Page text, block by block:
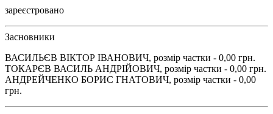
зареєстровано
Засновники
ВАСИЛЬЄВ ВІКТОР ІВАНОВИЧ, розмір частки - 0,00 грн.
ТОКАРЄВ ВАСИЛЬ АНДРІЙОВИЧ, розмір частки - 0,00 грн.
АНДРЕЙЧЕНКО БОРИС ГНАТОВИЧ, розмір частки - 0,00
грн.